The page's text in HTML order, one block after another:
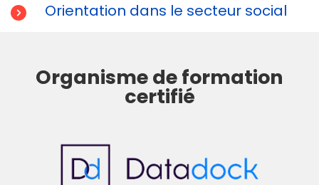
Orientation dans le secteur social
Organisme de formation
certifié